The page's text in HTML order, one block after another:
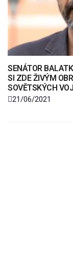
SENÁTOR
SI ZDE ŽIVÝM
SOVĚTSKÝCH
21/06/2021